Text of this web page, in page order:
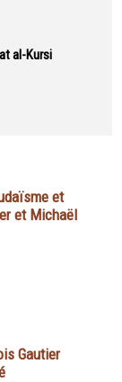
al-Kursi
et
et Michaël
Gautier